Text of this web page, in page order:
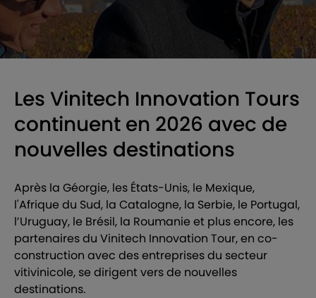
Les Vinitech Innovation Tours
continuent en 2026 avec de
nouvelles destinations
Après la Géorgie, les États-Unis, le Mexique,
l'Afrique du Sud, la Catalogne, la Serbie, le Portugal,
l’Uruguay, le Brésil, la Roumanie et plus encore, les
partenaires du Vinitech Innovation Tour, en co-
construction avec des entreprises du secteur
vitivinicole, se dirigent vers de nouvelles
destinations.